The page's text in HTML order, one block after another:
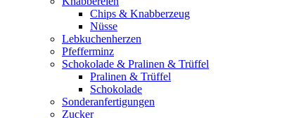
Chips & Knabberzeug
Nüsse
Lebkuchenherzen
Pfefferminz
Schokolade & Pralinen & Trüffel
Pralinen & Trüffel
Schokolade
Sonderanfertigungen
Zucker